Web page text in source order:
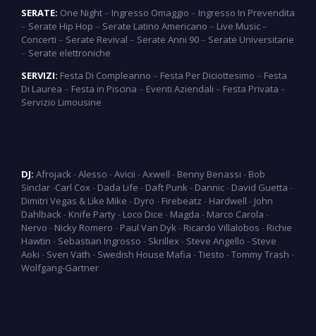
SERATE: One Night– Ingresso Omaggio – Ingresso In Prevendita
– Serate Hip Hop – Serate Latino Americano – Live Music–
Concerti – Serate Revival – Serate Anni 90– Serate Universitarie
– Serate elettroniche
SERVIZI: Festa Di Compleanno – Festa Per Diciottesimo – Festa
Di Laurea – Festa in Piscina – Eventi Aziendali – Festa Privata –
Servizio Limousine
DJ: Afrojack -Alesso -Avicii -Axwell - Benny Benassi - Bob
Sinclar-Carl Cox - Dada Life - Daft Punk - Dannic- David Guetta -
Dimitri Vegas & Like Mike - Dyro - Firebeatz - Hardwell - John
Dahlback - Knife Party- Loco Dice - Magda - Marco Carola -
Nervo - Nicky Romero - Paul Van Dyk - Ricardo Villalobos - Richie
Hawtin - Sebastian Ingrosso - Skrillex - Steve Angello - Steve
Aoki - Sven Vath - Swedish House Mafia -Tiesto -Tommy Trash -
Wolfgang-Gartner